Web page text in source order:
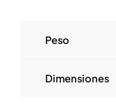
Peso
Dimensiones